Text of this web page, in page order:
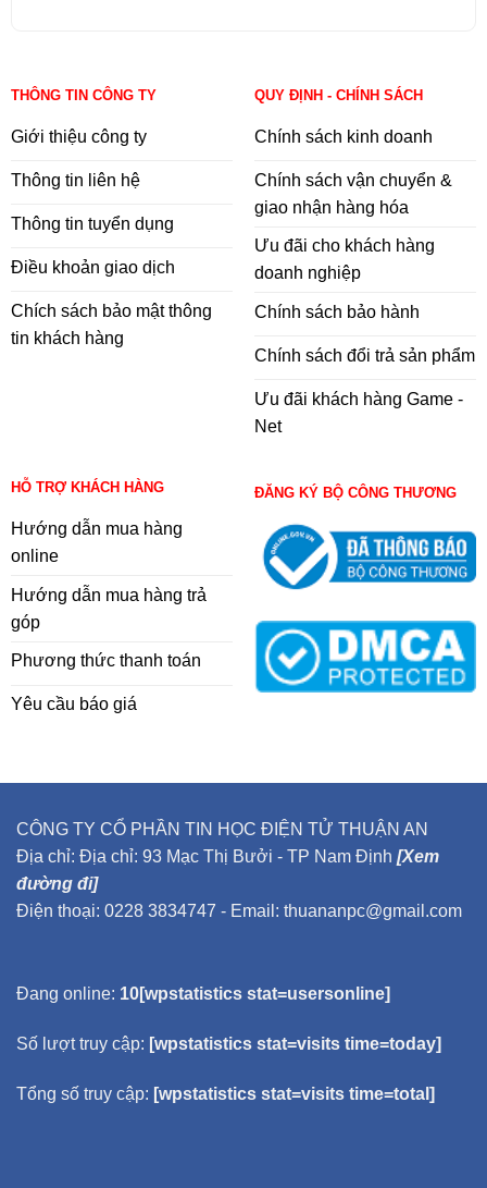
THÔNG TIN CÔNG TY
Giới thiệu công ty
Thông tin liên hệ
Thông tin tuyển dụng
Điều khoản giao dịch
Chích sách bảo mật thông
tin khách hàng
QUY ĐỊNH - CHÍNH SÁCH
Chính sách kinh doanh
Chính sách vận chuyển &
giao nhận hàng hóa
Ưu đãi cho khách hàng
doanh nghiệp
Chính sách bảo hành
Chính sách đổi trả sản phẩm
Ưu đãi khách hàng Game -
Net
HỖ TRỢ KHÁCH HÀNG
Hướng dẫn mua hàng
online
Hướng dẫn mua hàng trả
góp
Phương thức thanh toán
Yêu cầu báo giá
ĐĂNG KÝ BỘ CÔNG THƯƠNG
CÔNG TY CỔ PHẦN TIN HỌC ĐIỆN TỬ THUẬN AN
Địa chỉ: Địa chỉ: 93 Mạc Thị Bưởi - TP Nam Định [Xem
đường đi]
Điện thoại: 0228 3834747 - Email: thuananpc@gmail.com
Đang online: 10[wpstatistics stat=usersonline]
Số lượt truy cập: [wpstatistics stat=visits time=today]
Tổng số truy cập: [wpstatistics stat=visits time=total]